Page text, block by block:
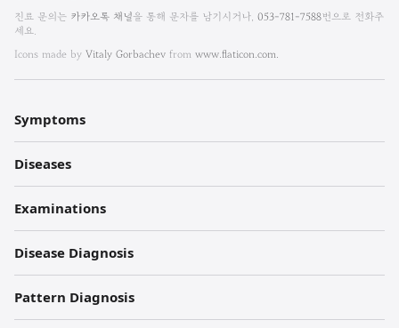
엠
한
방
내
과
한
의
원
각
주
진료 문의는 카카오톡 채널을 통해 문자를 남기시거나, 053-781-7588번으로 전화주
세요.
Icons made by Vitaly Gorbachev from www.flaticon.com.
Symptoms
Diseases
Examinations
Disease Diagnosis
Pattern Diagnosis